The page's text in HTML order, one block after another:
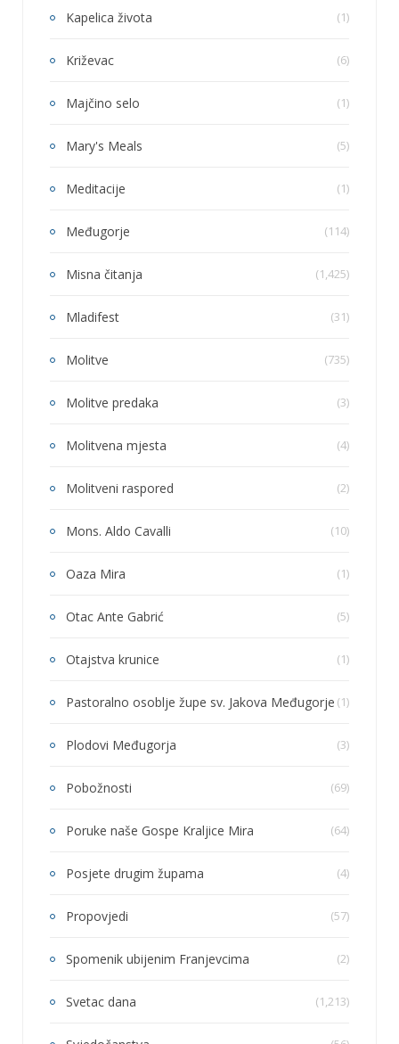
Kapelica života (1)
Križevac (6)
Majčino selo (1)
Mary's Meals (5)
Meditacije (1)
Međugorje (114)
Misna čitanja (1,425)
Mladifest (31)
Molitve (735)
Molitve predaka (3)
Molitvena mjesta (4)
Molitveni raspored (2)
Mons. Aldo Cavalli (10)
Oaza Mira (1)
Otac Ante Gabrić (5)
Otajstva krunice (1)
Pastoralno osoblje župe sv. Jakova Međugorje (1)
Plodovi Međugorja (3)
Pobožnosti (69)
Poruke naše Gospe Kraljice Mira (64)
Posjete drugim župama (4)
Propovjedi (57)
Spomenik ubijenim Franjevcima (2)
Svetac dana (1,213)